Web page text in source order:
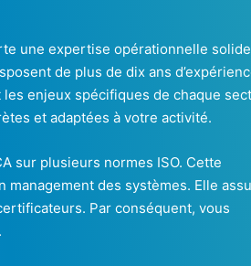
une expertise opérationnelle
de plus de dix ans
les enjeux spécifiques de chaque
et adaptées à votre activité.
sur plusieurs normes ISO. Cette
des systèmes. Elle
Par conséquent, vous